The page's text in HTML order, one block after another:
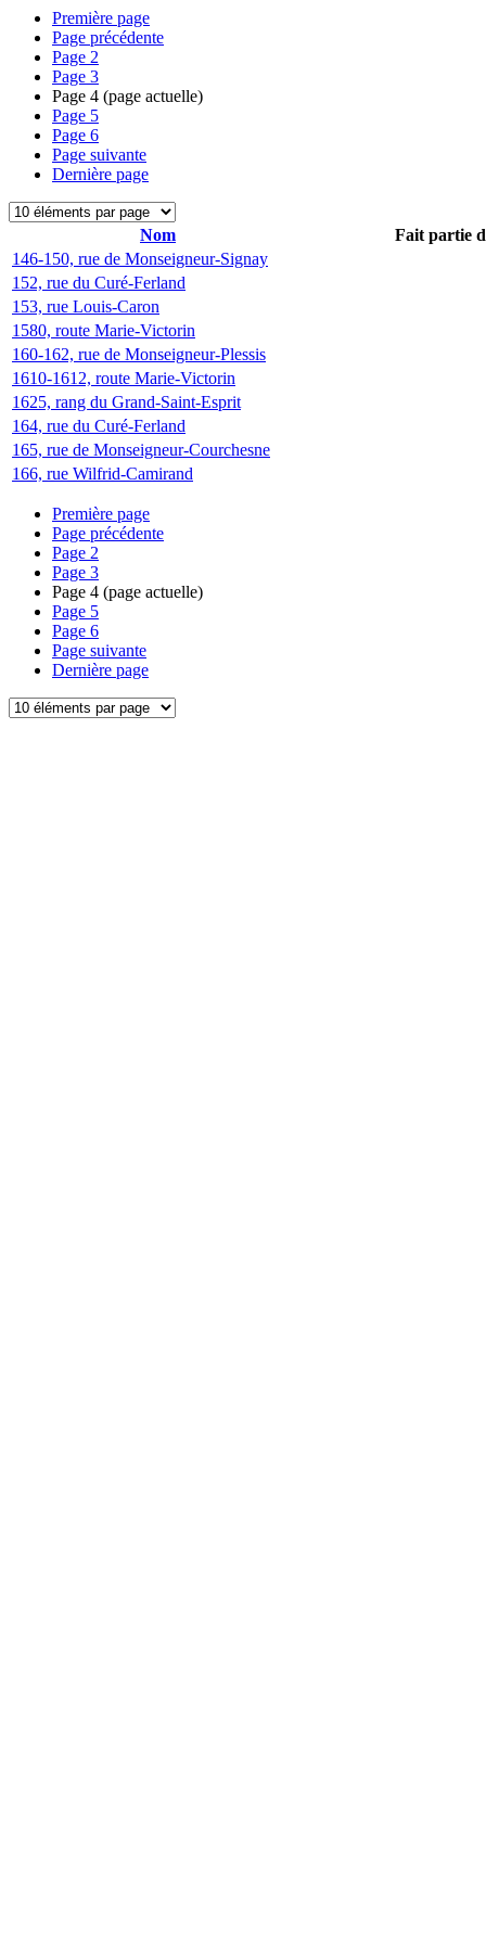
Première page
Page précédente
Page 2
Page 3
Page 4 (page actuelle)
Page 5
Page 6
Page suivante
Dernière page
Nom
Fait partie
146-150, rue de Monseigneur-Signay
152, rue du Curé-Ferland
153, rue Louis-Caron
1580, route Marie-Victorin
160-162, rue de Monseigneur-Plessis
1610-1612, route Marie-Victorin
1625, rang du Grand-Saint-Esprit
164, rue du Curé-Ferland
165, rue de Monseigneur-Courchesne
166, rue Wilfrid-Camirand
Première page
Page précédente
Page 2
Page 3
Page 4 (page actuelle)
Page 5
Page 6
Page suivante
Dernière page